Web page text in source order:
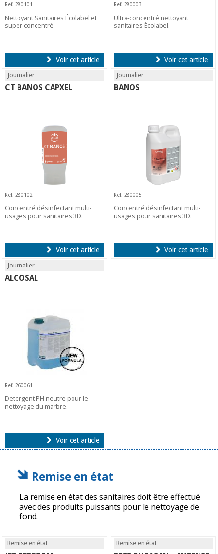
Ref. 280101
Nettoyant Sanitaires Écolabel et
super concentré.
Voir cet article
Ref. 280003
Ultra-concentré nettoyant
sanitaires Écolabel.
Voir cet article
Journalier
CT BANOS CAPXEL
Ref. 280102
Concentré désinfectant multi-
usages pour sanitaires 3D.
Voir cet article
Journalier
BANOS
Ref. 280005
Concentré désinfectant multi-
usages pour sanitaires 3D.
Voir cet article
Journalier
ALCOSAL
Ref. 260061
Detergent PH neutre pour le
nettoyage du marbre.
Voir cet article
Remise en état
La remise en état des sanitaires doit être effectué
avec des produits puissants pour le nettoyage de
fond.
Remise en état Remise en état